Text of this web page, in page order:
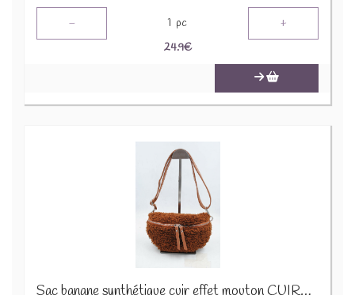
- 1 pc +
24.9€
Sac banane synthétique cuir effet mouton CUIR-IT-876-3 Marron